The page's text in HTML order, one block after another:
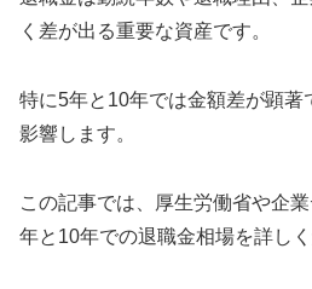
く差が出る重要な資産です。
特に5年と10年では金額差が顕著
影響します。
この記事では、厚生労働省や企
年と10年での退職金相場を詳しく